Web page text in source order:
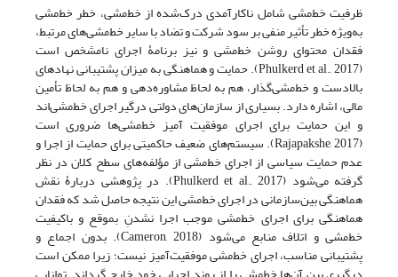
ظرفیت خط‌مشی شامل ناکارآمدی درک‌شده از خط‌مشی، خطر خط‌مشی
به‌ویژه خطر تأثیر منفی بر سود شرکت و تضاد با سایر خط‌مشی‌های مرتبط،
فقدان محتوای روشن خط‌مشی و نیز برنامۀ اجرای نامشخص است
(Phulkerd et al., 2017). حمایت و هماهنگی به میزان پشتیبانی نهادهای
بالادست و خط‌مشی‌گذار، هم به لحاظ مشاوره‌دهی و هم به لحاظ تأمین
مالی، اشاره دارد. بسیاری از سازمان‌های دولتی درگیر اجرای خط‌مشی‌اند
و این حمایت برای اجرای موفقیت آمیز خط‌مشی‌ها ضروری است
(Rajapakshe, 2017). سیستم‌های ضعیف حاکمیتی برای حمایت از اجرا و
عدم حمایت سیاسی از اجرای خط‌مشی از مؤلفه‌های سطح کلان در نظر
گرفته می‌شود (Phulkerd et al., 2017). در پژوهشی دربارۀ نقش
هماهنگی بین‌سازمانی در اجرای خط‌مشی این نتیجه حاصل شد که فقدان
هماهنگی برای اجرای خط‌مشی موجب اجرا نشدنِ بموقع و باکیفیت
خط‌مشی و اتلاف منابع می‌شود (Cameron, 2018). بدون اجماع و
پشتیبانی مناسب، اجرای خط‌مشی موفقیت‌آمیز نیست؛ زیرا ممکن است